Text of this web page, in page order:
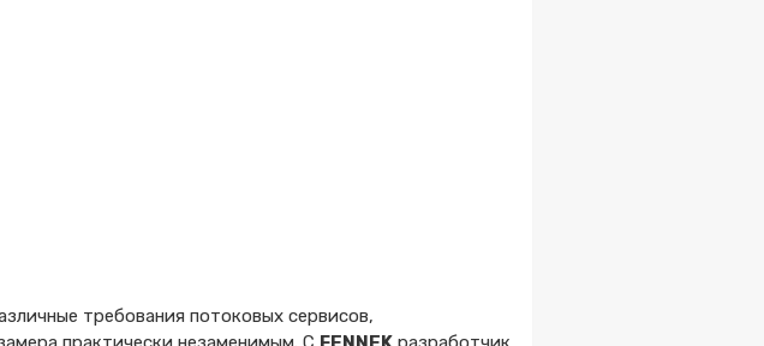
требования потоковых сервисов,